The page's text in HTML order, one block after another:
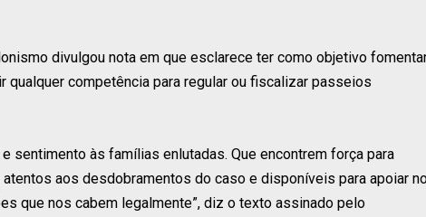
divulgou nota em que esclarece ter como objetivo
competência para regular ou fiscalizar passeios
sentimento às famílias enlutadas. Que encontrem força para
aos desdobramentos do caso e disponíveis para apoiar
que nos cabem legalmente”, diz o texto assinado pelo